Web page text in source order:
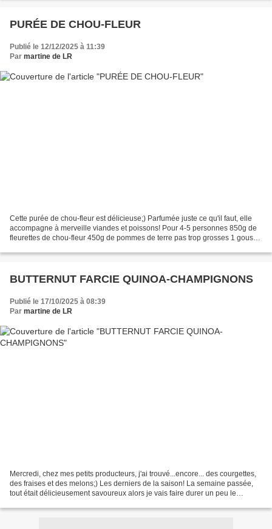
PURÉE DE CHOU-FLEUR
Publié le 12/12/2025 à 11:39
Par martine de LR
Cette purée de chou-fleur est délicieuse;) Parfumée juste ce qu'il faut, elle
accompagne à merveille viandes et poissons! Pour 4-5 personnes 850g de
fleurettes de chou-fleur 450g de pommes de terre pas trop grosses 1 gousse
BUTTERNUT FARCIE QUINOA-CHAMPIGNONS
Publié le 17/10/2025 à 08:39
Par martine de LR
Mercredi, chez mes petits producteurs, j'ai trouvé...encore... des courgettes,
des fraises et des melons;) Les derniers de la saison! La semaine passée,
tout était délicieusement savoureux alors je vais faire durer un peu le